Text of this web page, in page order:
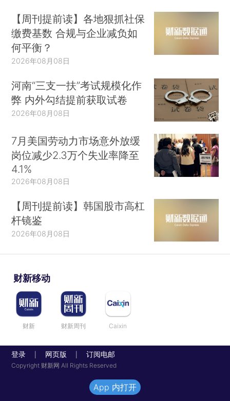
【周刊提前读】各地狠抓社保
缴费基数 合规与企业减负如
何平衡？
2026年08月08日
河南“三支一扶”考试规模化作
弊 内外勾结提前获取试卷
2026年08月08日
7月美国劳动力市场意外放缓
岗位减少2.3万个失业率降至
4.1%
2026年08月08日
【周刊提前读】韩国股市高杠
杆镜鉴
2026年08月08日
财新移动
财新 财新周刊 Caixin
登录 网页版 订阅电邮
Copyright 财新网 All Rights Reserved
App 内打开